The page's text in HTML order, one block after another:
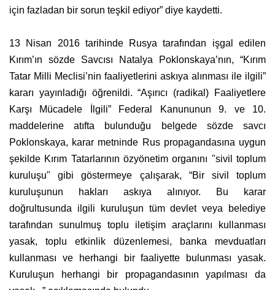
için fazladan bir sorun teşkil ediyor” diye kaydetti.
13 Nisan 2016 tarihinde Rusya tarafından işgal edilen
Kırım’ın sözde Savcısı Natalya Poklonskaya’nın, “Kırım
Tatar Milli Meclisi’nin faaliyetlerini askıya alınması ile ilgili”
kararı yayınladığı öğrenildi. “Aşırıcı (radikal) Faaliyetlere
Karşı Mücadele İlgili” Federal Kanununun 9. ve 10.
maddelerine atıfta bulunduğu belgede sözde savcı
Poklonskaya, karar metninde Rus propagandasına uygun
şekilde Kırım Tatarlarının özyönetim organını "sivil toplum
kuruluşu" gibi göstermeye çalışarak, “Bir sivil toplum
kuruluşunun hakları askıya alınıyor. Bu karar
doğrultusunda ilgili kuruluşun tüm devlet veya belediye
tarafından sunulmuş toplu iletişim araçlarını kullanması
yasak, toplu etkinlik düzenlemesi, banka mevduatları
kullanması ve herhangi bir faaliyette bulunması yasak.
Kuruluşun herhangi bir propagandasının yapılması da